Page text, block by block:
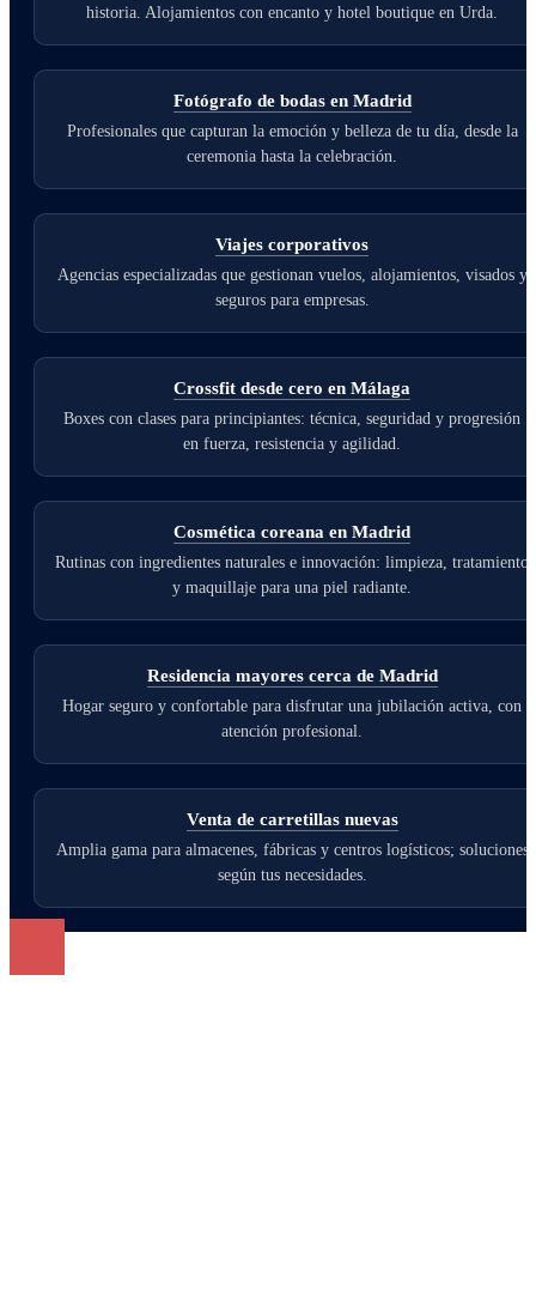
historia. Alojamientos con encanto y hotel boutique en Urda.
Fotógrafo de bodas en Madrid
Profesionales que capturan la emoción y belleza de tu día, desde la
ceremonia hasta la celebración.
Viajes corporativos
Agencias especializadas que gestionan vuelos, alojamientos, visados y
seguros para empresas.
Crossfit desde cero en Málaga
Boxes con clases para principiantes: técnica, seguridad y progresión
en fuerza, resistencia y agilidad.
Cosmética coreana en Madrid
Rutinas con ingredientes naturales e innovación: limpieza, tratamiento
y maquillaje para una piel radiante.
Residencia mayores cerca de Madrid
Hogar seguro y confortable para disfrutar una jubilación activa, con
atención profesional.
Venta de carretillas nuevas
Amplia gama para almacenes, fábricas y centros logísticos; soluciones
según tus necesidades.